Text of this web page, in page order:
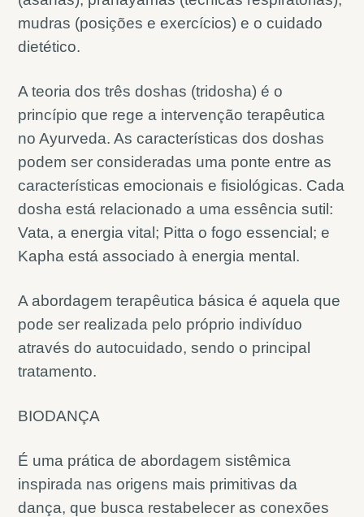
mudras (posições e exercícios) e o cuidado
dietético.
A teoria dos três doshas (tridosha) é o
princípio que rege a intervenção terapêutica
no Ayurveda. As características dos doshas
podem ser consideradas uma ponte entre as
características emocionais e fisiológicas. Cada
dosha está relacionado a uma essência sutil:
Vata, a energia vital; Pitta o fogo essencial; e
Kapha está associado à energia mental.
A abordagem terapêutica básica é aquela que
pode ser realizada pelo próprio indivíduo
através do autocuidado, sendo o principal
tratamento.
BIODANÇA
É uma prática de abordagem sistêmica
inspirada nas origens mais primitivas da
dança, que busca restabelecer as conexões